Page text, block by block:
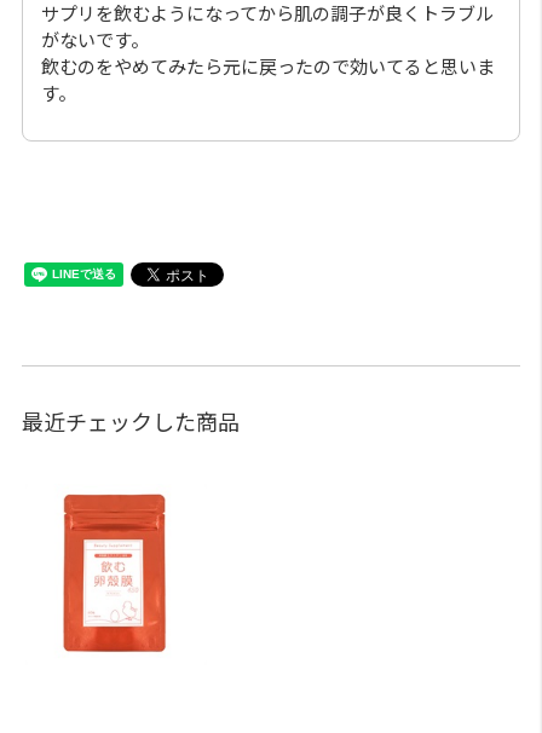
サプリを飲むようになってから肌の調子が良くトラブル
がないです。
飲むのをやめてみたら元に戻ったので効いてると思いま
す。
最近チェックした商品